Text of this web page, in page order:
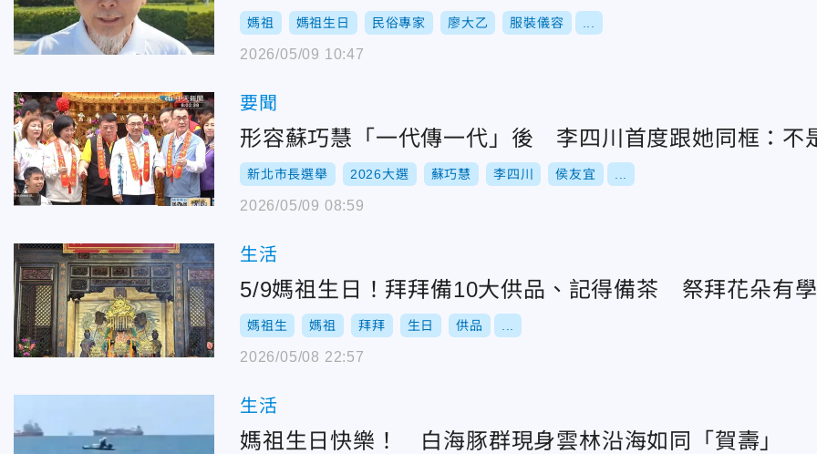
媽祖 媽祖生日 民俗專家 廖大乙 服裝儀容
2026/05/09 10:47
要聞
形容蘇巧慧「一代傳一代」後 李四川首度跟她同框：不
新北市長選舉 2026大選 蘇巧慧 李四川 侯友宜
2026/05/09 08:59
生活
5/9媽祖生日！拜拜備10大供品、記得備茶 祭拜花朵有
媽祖生 媽祖 拜拜 生日 供品
2026/05/08 22:57
生活
媽祖生日快樂！ 白海豚群現身雲林沿海如同「賀壽」